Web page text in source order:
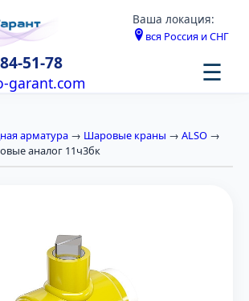
Ваша локация:
вся Россия и СНГ
51-78
garant.com ☰
арматура → Шаровые краны → ALSO →
аналог 11ч3бк